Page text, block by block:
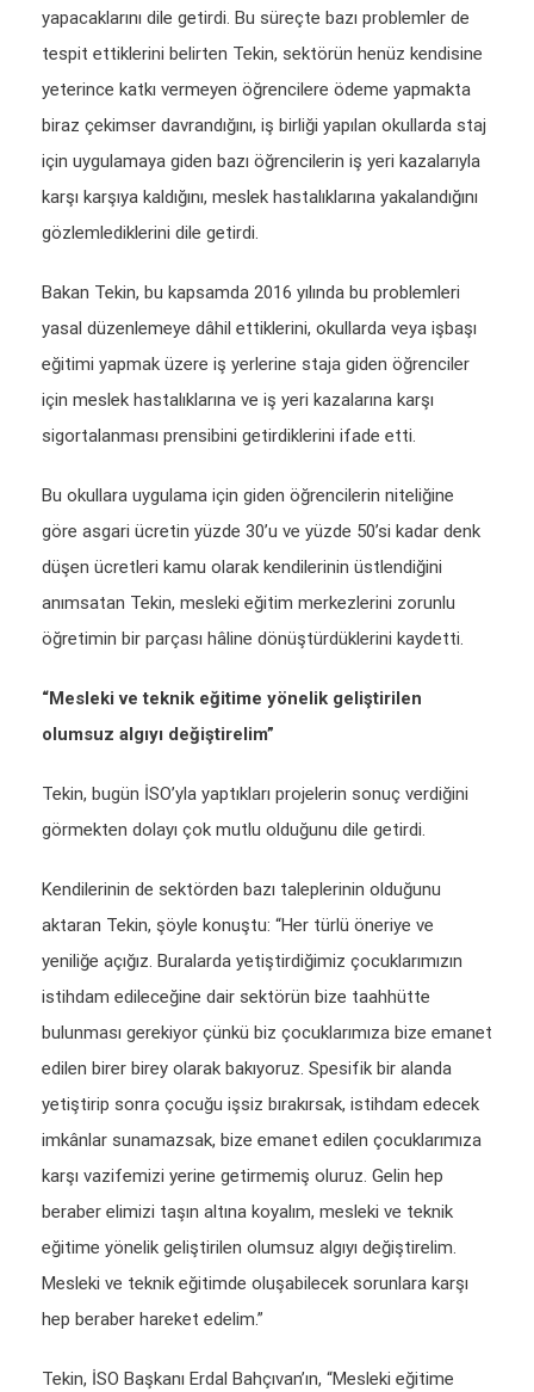
yapacaklarını dile getirdi. Bu süreçte bazı problemler de
tespit ettiklerini belirten Tekin, sektörün henüz kendisine
yeterince katkı vermeyen öğrencilere ödeme yapmakta
biraz çekimser davrandığını, iş birliği yapılan okullarda staj
için uygulamaya giden bazı öğrencilerin iş yeri kazalarıyla
karşı karşıya kaldığını, meslek hastalıklarına yakalandığını
gözlemlediklerini dile getirdi.
Bakan Tekin, bu kapsamda 2016 yılında bu problemleri
yasal düzenlemeye dâhil ettiklerini, okullarda veya işbaşı
eğitimi yapmak üzere iş yerlerine staja giden öğrenciler
için meslek hastalıklarına ve iş yeri kazalarına karşı
sigortalanması prensibini getirdiklerini ifade etti.
Bu okullara uygulama için giden öğrencilerin niteliğine
göre asgari ücretin yüzde 30’u ve yüzde 50’si kadar denk
düşen ücretleri kamu olarak kendilerinin üstlendiğini
anımsatan Tekin, mesleki eğitim merkezlerini zorunlu
öğretimin bir parçası hâline dönüştürdüklerini kaydetti.
“Mesleki ve teknik eğitime yönelik geliştirilen
olumsuz algıyı değiştirelim”
Tekin, bugün İSO’yla yaptıkları projelerin sonuç verdiğini
görmekten dolayı çok mutlu olduğunu dile getirdi.
Kendilerinin de sektörden bazı taleplerinin olduğunu
aktaran Tekin, şöyle konuştu: “Her türlü öneriye ve
yeniliğe açığız. Buralarda yetiştirdiğimiz çocuklarımızın
istihdam edileceğine dair sektörün bize taahhütte
bulunması gerekiyor çünkü biz çocuklarımıza bize emanet
edilen birer birey olarak bakıyoruz. Spesifik bir alanda
yetiştirip sonra çocuğu işsiz bırakırsak, istihdam edecek
imkânlar sunamazsak, bize emanet edilen çocuklarımıza
karşı vazifemizi yerine getirmemiş oluruz. Gelin hep
beraber elimizi taşın altına koyalım, mesleki ve teknik
eğitime yönelik geliştirilen olumsuz algıyı değiştirelim.
Mesleki ve teknik eğitimde oluşabilecek sorunlara karşı
hep beraber hareket edelim.”
Tekin, İSO Başkanı Erdal Bahçıvan’ın, “Mesleki eğitime